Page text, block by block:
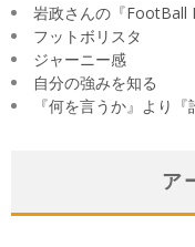
岩政さんの『FootBall
フットボリスタ
ジャーニー感
自分の強みを知る
『何を言うか』より『
ア